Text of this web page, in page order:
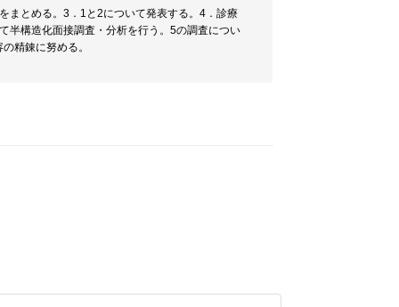
まとめる。3．1と2について発表する。4．診療
半構造化面接調査・分析を行う。5の調査につい
精錬に努める。